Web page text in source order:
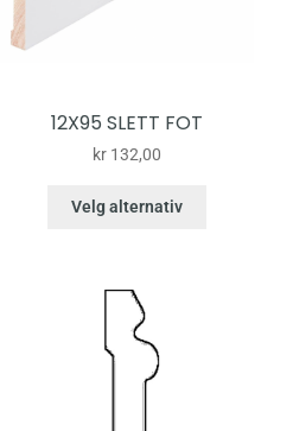
12X95 SLETT FOT
kr 132,00
Velg alternativ